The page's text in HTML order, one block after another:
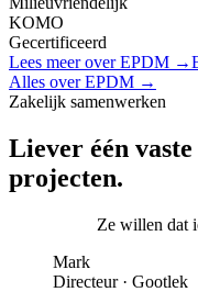
KOMO
Gecertificeerd
Lees meer over EPDM →
Alles over EPDM →
Zakelijk samenwerken
Liever één
projecten.
Ze willen dat
Mark
Directeur · Gootlek